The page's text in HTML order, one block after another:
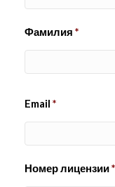
Фамилия *
Email *
Номер лицензии*